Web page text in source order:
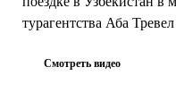
турагентства Аба
Смотреть видео